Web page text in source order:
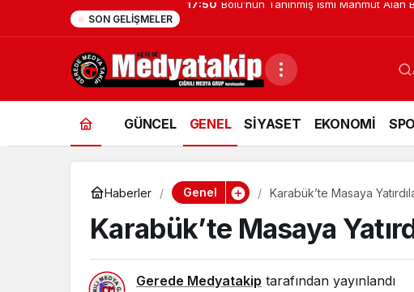
SON GELIŞMELER
GÜNCEL GENEL SİYASET EKONOMİ
Haberler Genel Karabük’te Masaya
Karabük’te Masaya
Gerede Medyatakip tarafından yayınlandı